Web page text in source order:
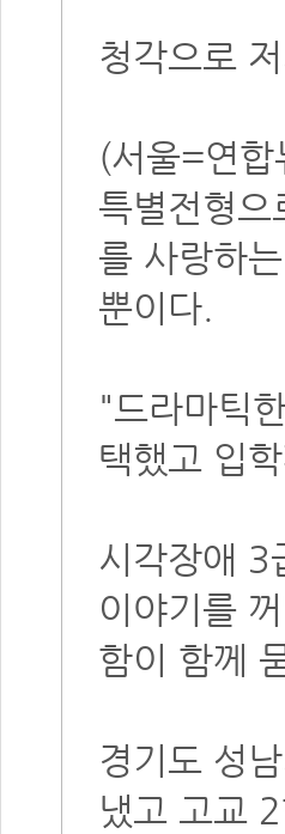
청각으로
(서울=연
특별전형
를 사랑하
뿐이다.
"드라마틱
택했고 입
시각장애 3
이야기를
함이 함께
경기도 성
냈고 고교